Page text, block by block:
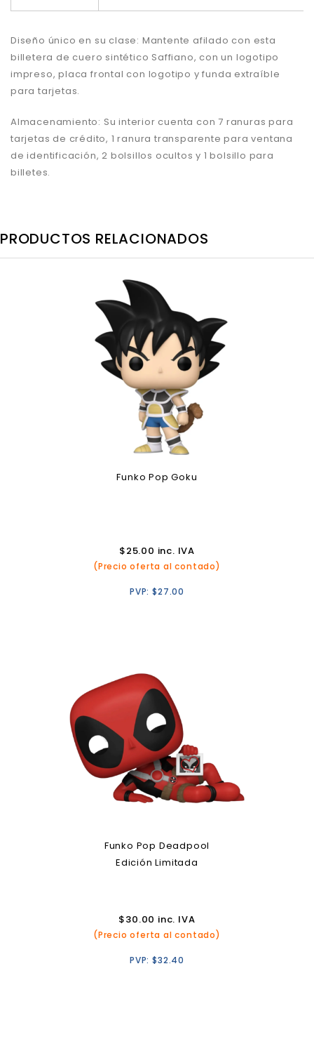
Diseño único en su clase: Mantente afilado con esta
billetera de cuero sintético Saffiano, con un logotipo
impreso, placa frontal con logotipo y funda extraíble
para tarjetas.
Almacenamiento: Su interior cuenta con 7 ranuras para
tarjetas de crédito, 1 ranura transparente para ventana
de identificación, 2 bolsillos ocultos y 1 bolsillo para
billetes.
PRODUCTOS RELACIONADOS
Funko Pop Goku
$25.00 inc. IVA
(Precio oferta al contado)
PVP:$27.00
Funko Pop Deadpool
Edición Limitada
$30.00 inc. IVA
(Precio oferta al contado)
PVP:$32.40